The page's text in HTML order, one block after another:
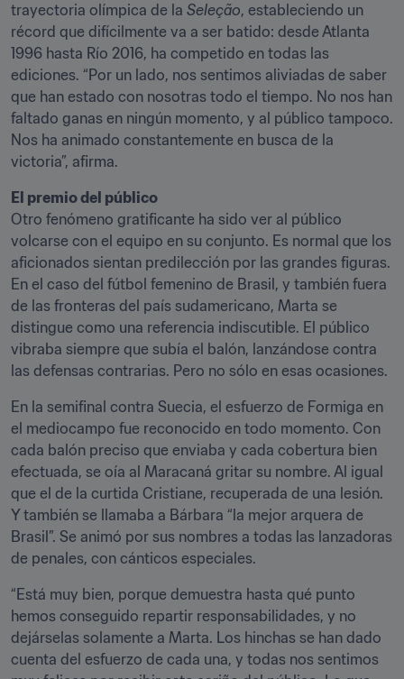
trayectoria olímpica de la Seleção, estableciendo un
récord que difícilmente va a ser batido: desde Atlanta
1996 hasta Río 2016, ha competido en todas las
ediciones. “Por un lado, nos sentimos aliviadas de saber
que han estado con nosotras todo el tiempo. No nos han
faltado ganas en ningún momento, y al público tampoco.
Nos ha animado constantemente en busca de la
victoria”, afirma.
El premio del público
Otro fenómeno gratificante ha sido ver al público
volcarse con el equipo en su conjunto. Es normal que los
aficionados sientan predilección por las grandes figuras.
En el caso del fútbol femenino de Brasil, y también fuera
de las fronteras del país sudamericano, Marta se
distingue como una referencia indiscutible. El público
vibraba siempre que subía el balón, lanzándose contra
las defensas contrarias. Pero no sólo en esas ocasiones.
En la semifinal contra Suecia, el esfuerzo de Formiga en
el mediocampo fue reconocido en todo momento. Con
cada balón preciso que enviaba y cada cobertura bien
efectuada, se oía al Maracaná gritar su nombre. Al igual
que el de la curtida Cristiane, recuperada de una lesión.
Y también se llamaba a Bárbara “la mejor arquera de
Brasil”. Se animó por sus nombres a todas las lanzadoras
de penales, con cánticos especiales.
“Está muy bien, porque demuestra hasta qué punto
hemos conseguido repartir responsabilidades, y no
dejárselas solamente a Marta. Los hinchas se han dado
cuenta del esfuerzo de cada una, y todas nos sentimos